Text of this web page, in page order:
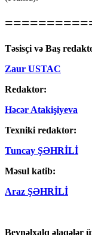
Təsisçi və Baş
Zaur USTAC
Redaktor:
Həcər Atakişiyeva
Texniki redaktor:
Tuncay ŞƏHRİLİ
Məsul katib:
Araz ŞƏHRİLİ
Beynəlxalq əlaqələr